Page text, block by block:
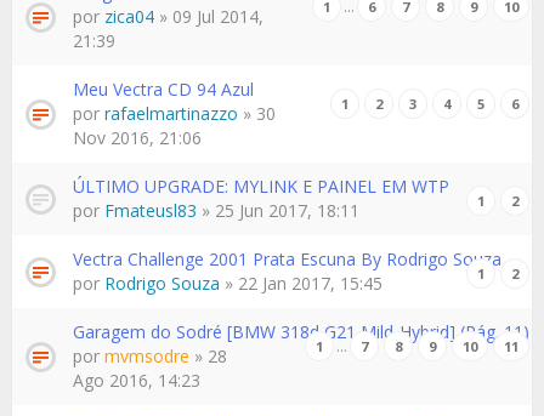
1 … 6 7 8 9 10
por zica04 » 09 Jul 2014,
21:39
Meu Vectra CD 94 Azul
1 2 3 4 5 6
por rafaelmartinazzo » 30
Nov 2016, 21:06
ÚLTIMO UPGRADE: MYLINK E PAINEL EM WTP
1 2
por Fmateusl83 » 25 Jun 2017, 18:11
Vectra Challenge 2001 Prata Escuna By Rodrigo Souza
1 2
por Rodrigo Souza » 22 Jan 2017, 15:45
Garagem do Sodré [BMW 318d G21 Mild-Hybrid] (Pág. 11)
1 … 7 8 9 10 11
por mvmsodre » 28
Ago 2016, 14:23